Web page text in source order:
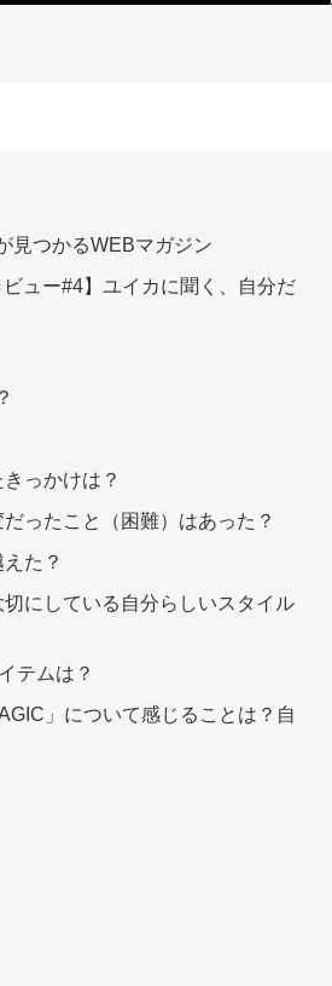
見つかるWEBマガジン
ビュー#4】ユイカに聞く、自分だ
っかけは？
ったこと（困難）はあった？
た？
にしている自分らしいスタイル
テムは？
」について感じることは？自